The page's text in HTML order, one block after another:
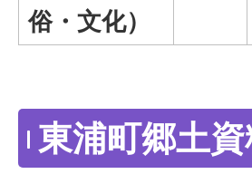
俗・文化）
東浦町郷土